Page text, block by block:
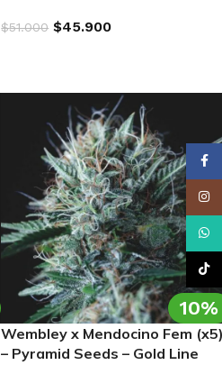
$51.000 $45.900
10%
Wembley x Mendocino Fem
– Pyramid Seeds – Gold Line